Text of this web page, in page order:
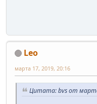
Leo
марта 17, 2019, 20:16
Цитата: bvs от